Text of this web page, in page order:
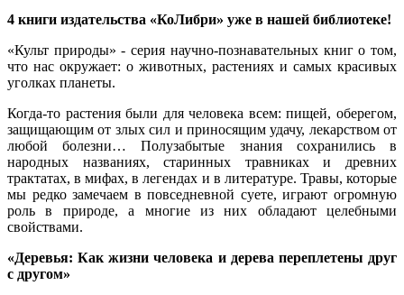
4 книги издательства «КоЛибри» уже в нашей библиотеке!
«Культ природы» - серия научно-познавательных книг о том,
что нас окружает: о животных, растениях и самых красивых
уголках планеты.
Когда-то растения были для человека всем: пищей, оберегом,
защищающим от злых сил и приносящим удачу, лекарством от
любой болезни… Полузабытые знания сохранились в
народных названиях, старинных травниках и древних
трактатах, в мифах, в легендах и в литературе. Травы, которые
мы редко замечаем в повседневной суете, играют огромную
роль в природе, а многие из них обладают целебными
свойствами.
«Деревья: Как жизни человека и дерева переплетены друг
с другом»